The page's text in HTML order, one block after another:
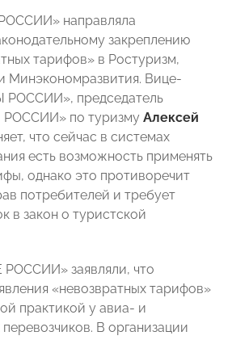
направляла
закреплению
тарифов» в Ростуризм,
Минэкономразвития. Вице-
РОССИИ», председатель
по туризму Алексей
что сейчас в системах
есть возможность применять
однако это противоречит
потребителей и требует
в закон о туристской
заявляли, что
«невозвратных тарифов»
практикой у авиа- и
В организации